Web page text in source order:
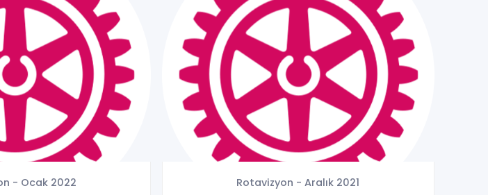
- Ocak 2022 Rotavizyon - Aralık 2021